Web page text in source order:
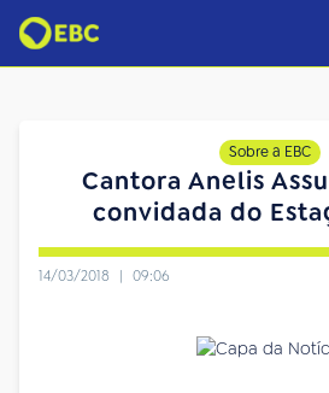
Sobre a EBC
Cantora Anelis
convidada do
14/03/2018 | 09:06